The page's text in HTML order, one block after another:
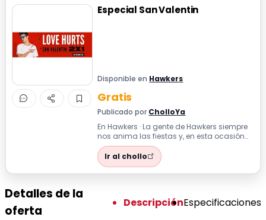
Especial San Valentin
Disponible en Hawkers
Gratis
Publicado por CholloYa
En Hawkers · La gente de Hawkers siempre
nos anima las fiestas y, en esta ocasión
con una oferta increíble en gafas p...
Ir al chollo
Detalles de la
oferta
DescripciónEspecificaciones